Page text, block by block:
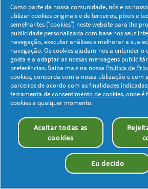
Termos e Condições
Declaração de
© 2026 Procter & Gamble. Todos os direitos
acesso à informação presentes neste site
termos e condições definidos no nosso
Como parte da nossa comunidade, nós e os
utilizar cookies originais e de terceiros, píxeis e
semelhantes (“cookies”) neste website para lhe
publicidade personalizada com base nos seus
navegação, executar análises e melhorar a sua
navegação. Os cookies ajudam-nos a entender o
gosta e a adaptar as nossas mensagens
preferências. Saiba mais na nossa Política de
cookies, concorda com a nossa utilização e com
parceiros de acordo com as finalidades
ferramenta de consentimento de cookies, onde é
cookies a qualquer momento.
Aceitar todas as
cookies
Eu decido